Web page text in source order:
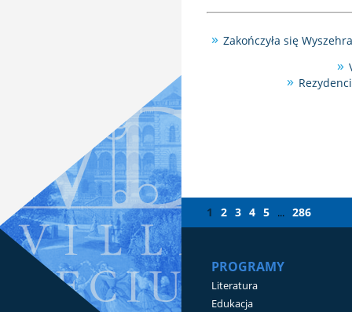
Zakończyła się
1 2 3 4 5 ... 286
PROGRAMY
Literatura
Edukacja